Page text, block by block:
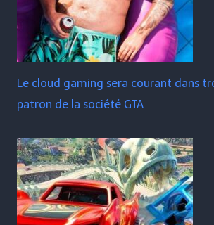
Le cloud gaming sera courant dans
patron de la société GTA